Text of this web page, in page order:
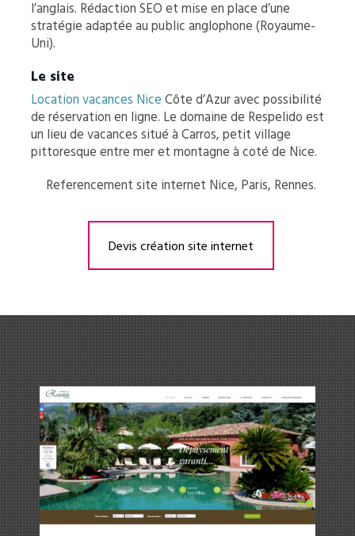
l’anglais. Rédaction SEO et mise en place d’une
stratégie adaptée au public anglophone (Royaume-
Uni).
Le site
Location vacances Nice Côte d’Azur avec possibilité
de réservation en ligne. Le domaine de Respelido est
un lieu de vacances situé à Carros, petit village
pittoresque entre mer et montagne à coté de Nice.
Referencement site internet Nice, Paris, Rennes.
Devis création site internet